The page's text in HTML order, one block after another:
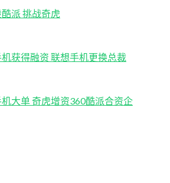
派 挑战奇虎
获得融资 联想手机更换总裁
大单 奇虎增资360酷派合资企